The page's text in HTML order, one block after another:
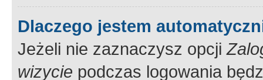
Dlaczego jestem
Jeżeli nie zaznaczysz opcji
wizycie podczas logowania